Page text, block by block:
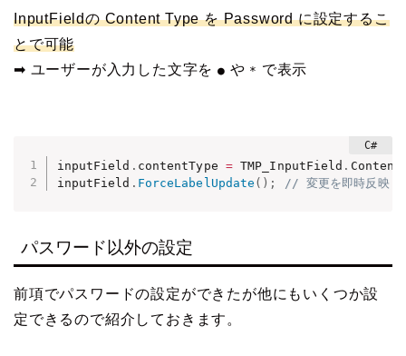
InputFieldの Content Type を Password に設定するこ
とで可能
➡ ユーザーが入力した文字を ● や * で表示
inputField . contentType = TMP_InputField .
inputField . ForceLabelUpdate ( ) ; // 変更を即時反映
パスワード以外の設定
前項でパスワードの設定ができたが他にもいくつか設
定できるので紹介しておきます。